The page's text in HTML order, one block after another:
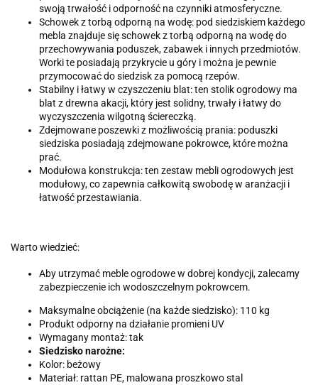
swoją trwałość i odporność na czynniki atmosferyczne.
Schowek z torbą odporną na wodę: pod siedziskiem każdego
mebla znajduje się schowek z torbą odporną na wodę do
przechowywania poduszek, zabawek i innych przedmiotów.
Worki te posiadają przykrycie u góry i można je pewnie
przymocować do siedzisk za pomocą rzepów.
Stabilny i łatwy w czyszczeniu blat: ten stolik ogrodowy ma
blat z drewna akacji, który jest solidny, trwały i łatwy do
wyczyszczenia wilgotną ściereczką.
Zdejmowane poszewki z możliwością prania: poduszki
siedziska posiadają zdejmowane pokrowce, które można
prać.
Modułowa konstrukcja: ten zestaw mebli ogrodowych jest
modułowy, co zapewnia całkowitą swobodę w aranżacji i
łatwość przestawiania.
Warto wiedzieć:
Aby utrzymać meble ogrodowe w dobrej kondycji, zalecamy
zabezpieczenie ich wodoszczelnym pokrowcem.
Maksymalne obciążenie (na każde siedzisko): 110 kg
Produkt odporny na działanie promieni UV
Wymagany montaż: tak
Siedzisko narożne:
Kolor: beżowy
Materiał: rattan PE, malowana proszkowo stal